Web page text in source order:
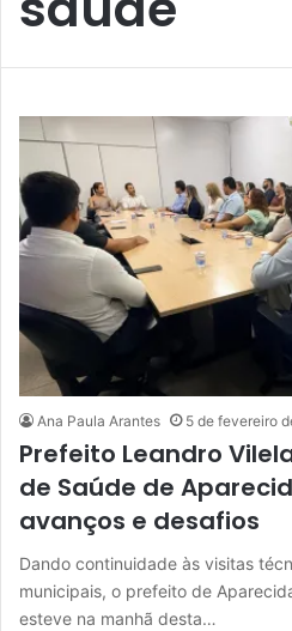
Ana Paula Arantes 5 de fevereiro
Prefeito Leandro
de Saúde de
avanços e desafios
Dando continuidade às visitas
municipais, o prefeito de
esteve na manhã desta…